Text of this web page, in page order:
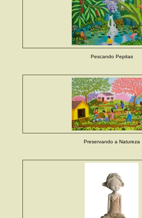
Pescando Pepitas
Preservando a Natureza